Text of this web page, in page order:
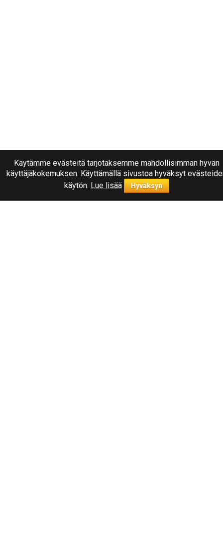
Käytämme evästeitä tarjotaksemme mahdollisimman hyvän
käyttäjäkokemuksen. Käyttämällä sivustoa hyväksyt
käytön. Lue lisää Hyväksyn